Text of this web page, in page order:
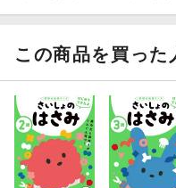
この商品を買った